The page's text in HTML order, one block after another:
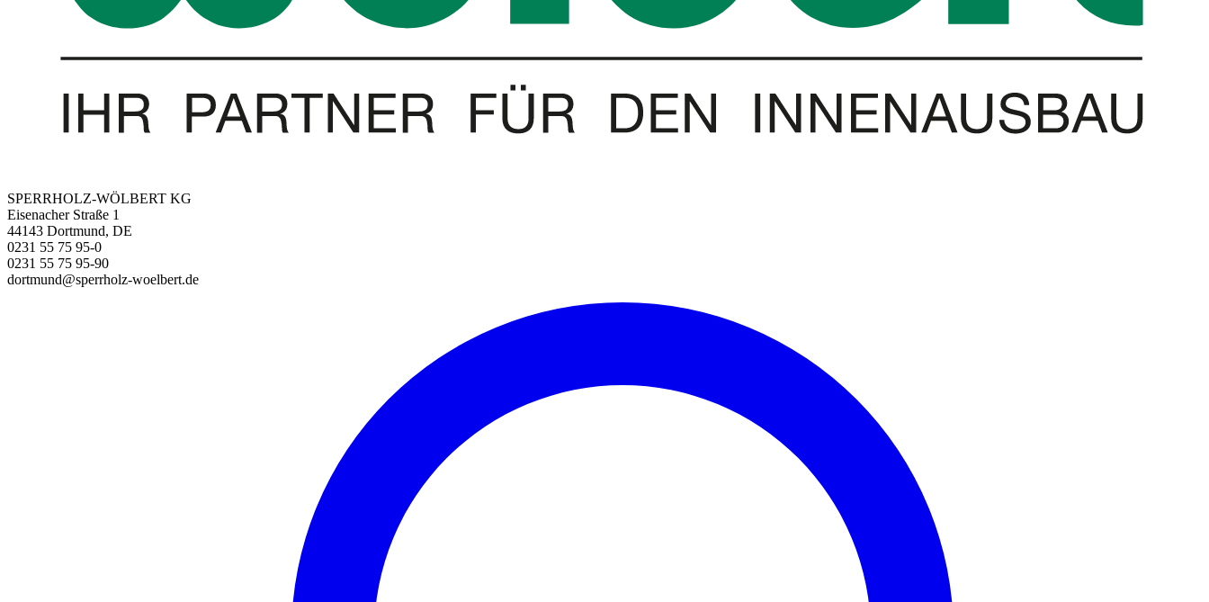
SPERRHOLZ-WÖLBERT KG
Eisenacher Straße 1
44143 Dortmund, DE
0231 55 75 95-0
0231 55 75 95-90
dortmund@sperrholz-woelbert.de